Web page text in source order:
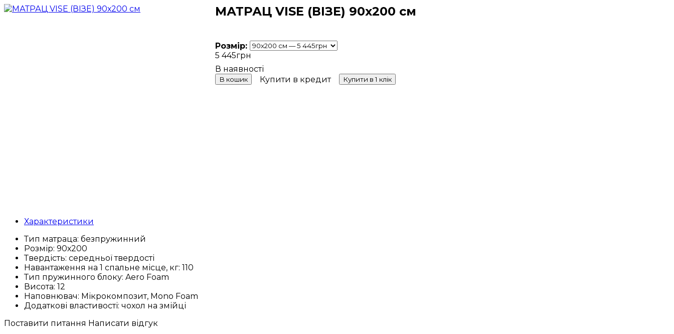
МАТРАЦ VISE (ВІЗЕ) 90х200 см
Розмір:
5 445грн
В кошик Купити в кредит Купити в 1 клік
Характеристики
Тип матраца: безпружинний
Розмір: 90х200
Твердість: середньої твердості
Навантаження на 1 спальне місце, кг: 110
Тип пружинного блоку: Aero Foam
Висота: 12
Наповнювач: Мікрокомпозит, Mono Foam
Додаткові властивості: чохол на змійці
Поставити питання Написати відгук